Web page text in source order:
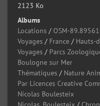
2123 Ko
Albums
Locations / OSM-
Voyages / France / Hauts-
Voyages / Parcs
Boulogne sur Mer
Thématiques / Nature
Par Licences Creative
Nicolas Boulesteix